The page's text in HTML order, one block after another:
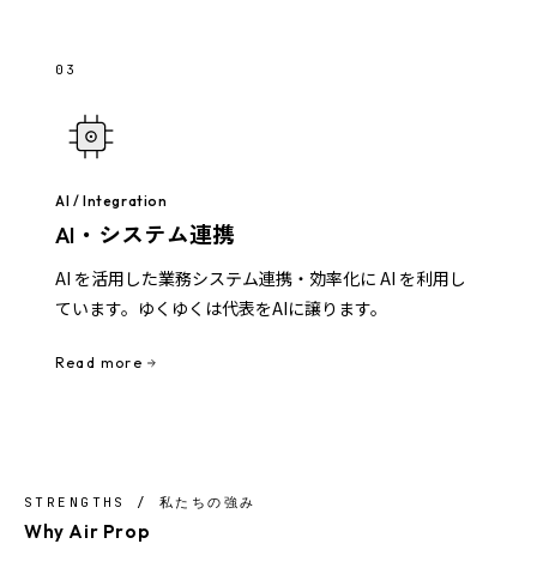
03
AI / Integration
AI・システム連携
AI を活用した業務システム連携・効率化に AI を利用し
ています。ゆくゆくは代表をAIに譲ります。
Read more
STRENGTHS / 私たちの強み
Why Air Prop